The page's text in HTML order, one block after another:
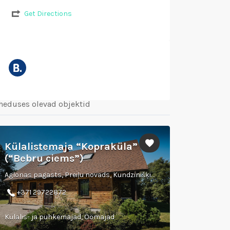
Get Directions
olevad objektid
Külalistemaja “Kopraküla”
(“Bebru ciems”)
Aglonas pagasts, Preiļu novads, Kundzinišķi, "Beavers", LV-5304
+371 29722872
Külalis- ja puhkemajad, Öömajad